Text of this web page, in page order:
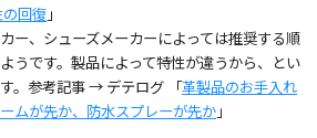
回復 」
ー、シューズメーカーによっては推奨する順
うです。製品によって特性が違うから、とい
。参考記事 → デテログ 「革製品のお手入れ
ムが先か、防水スプレーが先か 」